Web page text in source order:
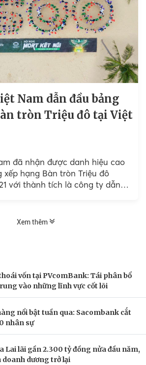
Nam dẫn đầu bảng
tròn Triệu đô tại Việt
đã nhận được danh hiệu cao
xếp hạng Bàn tròn Triệu đô
với thành tích là công ty dẫn
chuyên nghiệp hóa và nâng
Xem thêm
vốn tại PVcomBank: Tái phân bổ
vào những lĩnh vực cốt lõi
nổi bật tuần qua: Sacombank cắt
nhân sự
Lai lãi gần 2.300 tỷ đồng nửa đầu năm,
dương trở lại